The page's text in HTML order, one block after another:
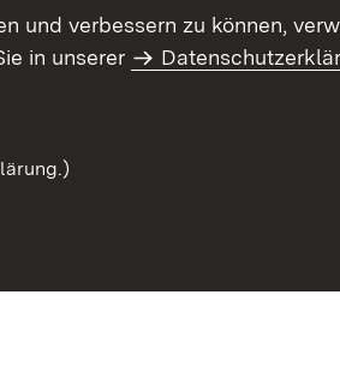
und verbessern zu können,
in unserer